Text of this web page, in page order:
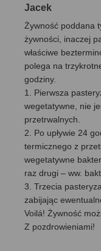
Jacek
Żywność poddana
żywności, inaczej
właściwe
polega na
godziny.
1. Pierwsza
wegetatywne, nie
przetrwalnych.
2. Po upływie 24
termicznego z
wegetatywne
raz drugi – ww.
3. Trzecia
zabijając
Voilá! Żywność
Z pozdrowieniami!